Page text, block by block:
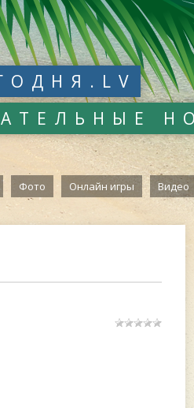
Фото Онлайн игры Видео